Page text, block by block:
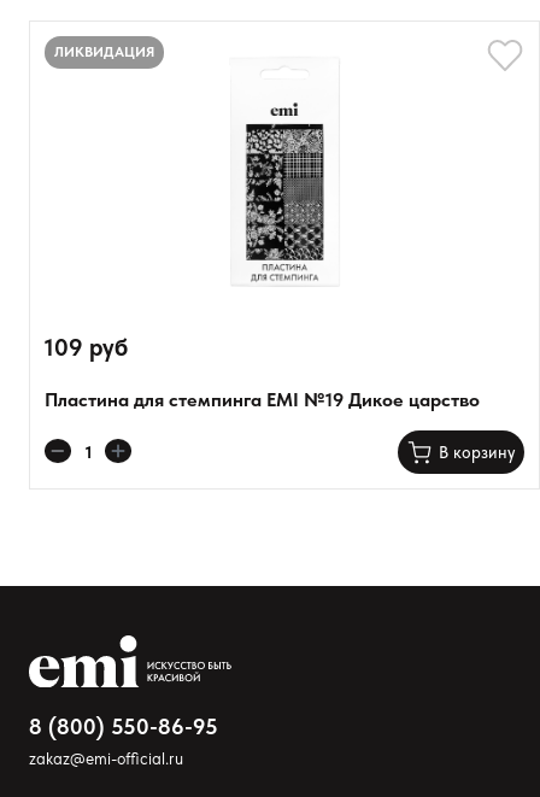
Товар
Оставить анонимно
Добавить отзыв
ЛИКВИДАЦИЯ
109 руб
Пластина для стемпинга EMI №19 Дикое царство
В корзину
8 (800) 550-86-95
zakaz@emi-official.ru